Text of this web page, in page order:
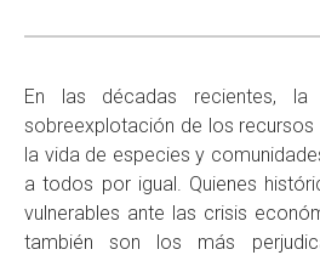
En las décadas recientes,
sobreexplotación de los
la vida de especies y
a todos por igual. Quienes
vulnerables ante las crisis
también son los más